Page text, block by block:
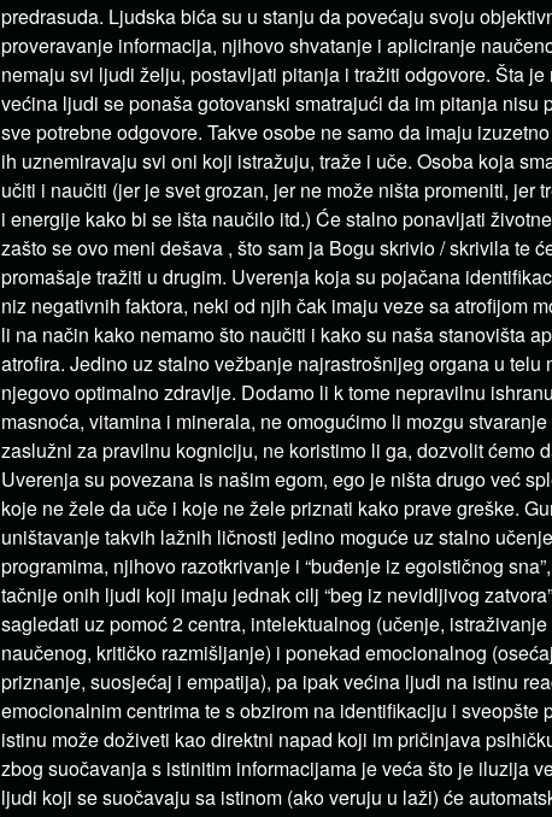
predrasuda. Ljudska bića su u stanju da povećaju svoju
proveravanje informacija, njihovo shvatanje i apliciranje
nemaju svi ljudi želju, postavljati pitanja i tražiti odgovore. Šta
većina ljudi se ponaša gotovanski smatrajući da im pitanja nisu
sve potrebne odgovore. Takve osobe ne samo da imaju
ih uznemiravaju svi oni koji istražuju, traže i uče. Osoba koja
učiti i naučiti (jer je svet grozan, jer ne može ništa promeniti, jer
i energije kako bi se išta naučilo itd.) Će stalno ponavljati
zašto se ovo meni dešava , što sam ja Bogu skrivio / skrivila te
promašaje tražiti u drugim. Uverenja koja su pojačana
niz negativnih faktora, neki od njih čak imaju veze sa atrofijom
li na način kako nemamo što naučiti i kako su naša stanovišta
atrofira. Jedino uz stalno vežbanje najrastrošnijeg organa u telu
njegovo optimalno zdravlje. Dodamo li k tome nepravilnu
masnoća, vitamina i minerala, ne omogućimo li mozgu
zaslužni za pravilnu kogniciju, ne koristimo li ga, dozvolit ćemo
Uverenja su povezana is našim egom, ego je ništa drugo već
koje ne žele da uče i koje ne žele priznati kako prave greške.
uništavanje takvih lažnih ličnosti jedino moguće uz stalno
programima, njihovo razotkrivanje i “buđenje iz egoističnog
tačnije onih ljudi koji imaju jednak cilj “beg iz nevidljivog
sagledati uz pomoć 2 centra, intelektualnog (učenje,
naučenog, kritičko razmišljanje) i ponekad emocionalnog
priznanje, suosjećaj i empatija), pa ipak većina ljudi na istinu
emocionalnim centrima te s obzirom na identifikaciju i sveopšte
istinu može doživeti kao direktni napad koji im pričinjava
zbog suočavanja s istinitim informacijama je veća što je iluzija
ljudi koji se suočavaju sa istinom (ako veruju u laži) će